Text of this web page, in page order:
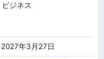
ビジネス
年3月27日